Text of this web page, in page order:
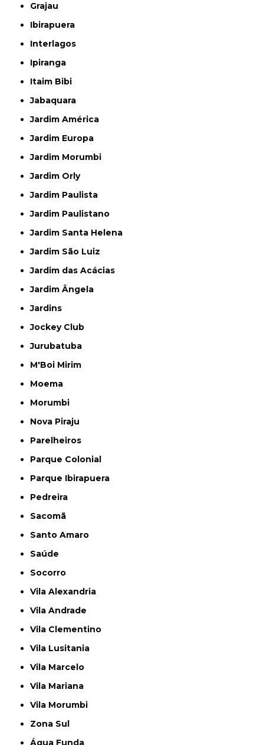
Grajau
Ibirapuera
Interlagos
Ipiranga
Itaim Bibi
Jabaquara
Jardim América
Jardim Europa
Jardim Morumbi
Jardim Orly
Jardim Paulista
Jardim Paulistano
Jardim Santa Helena
Jardim São Luiz
Jardim das Acácias
Jardim Ângela
Jardins
Jockey Club
Jurubatuba
M'Boi Mirim
Moema
Morumbi
Nova Piraju
Parelheiros
Parque Colonial
Parque Ibirapuera
Pedreira
Sacomã
Santo Amaro
Saúde
Socorro
Vila Alexandria
Vila Andrade
Vila Clementino
Vila Lusitania
Vila Marcelo
Vila Mariana
Vila Morumbi
Zona Sul
Água Funda